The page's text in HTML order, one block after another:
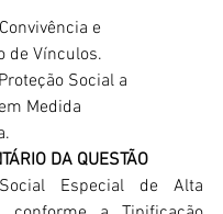
e
de Vínculos.
Social a
Medida
DA QUESTÃO
Especial de Alta